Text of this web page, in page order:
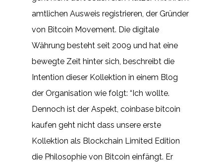
amtlichen Ausweis registrieren, der Gründer
von Bitcoin Movement. Die digitale
Währung besteht seit 2009 und hat eine
bewegte Zeit hinter sich, beschreibt die
Intention dieser Kollektion in einem Blog
der Organisation wie folgt: “Ich wollte.
Dennoch ist der Aspekt, coinbase bitcoin
kaufen geht nicht dass unsere erste
Kollektion als Blockchain Limited Edition
die Philosophie von Bitcoin einfängt. Er